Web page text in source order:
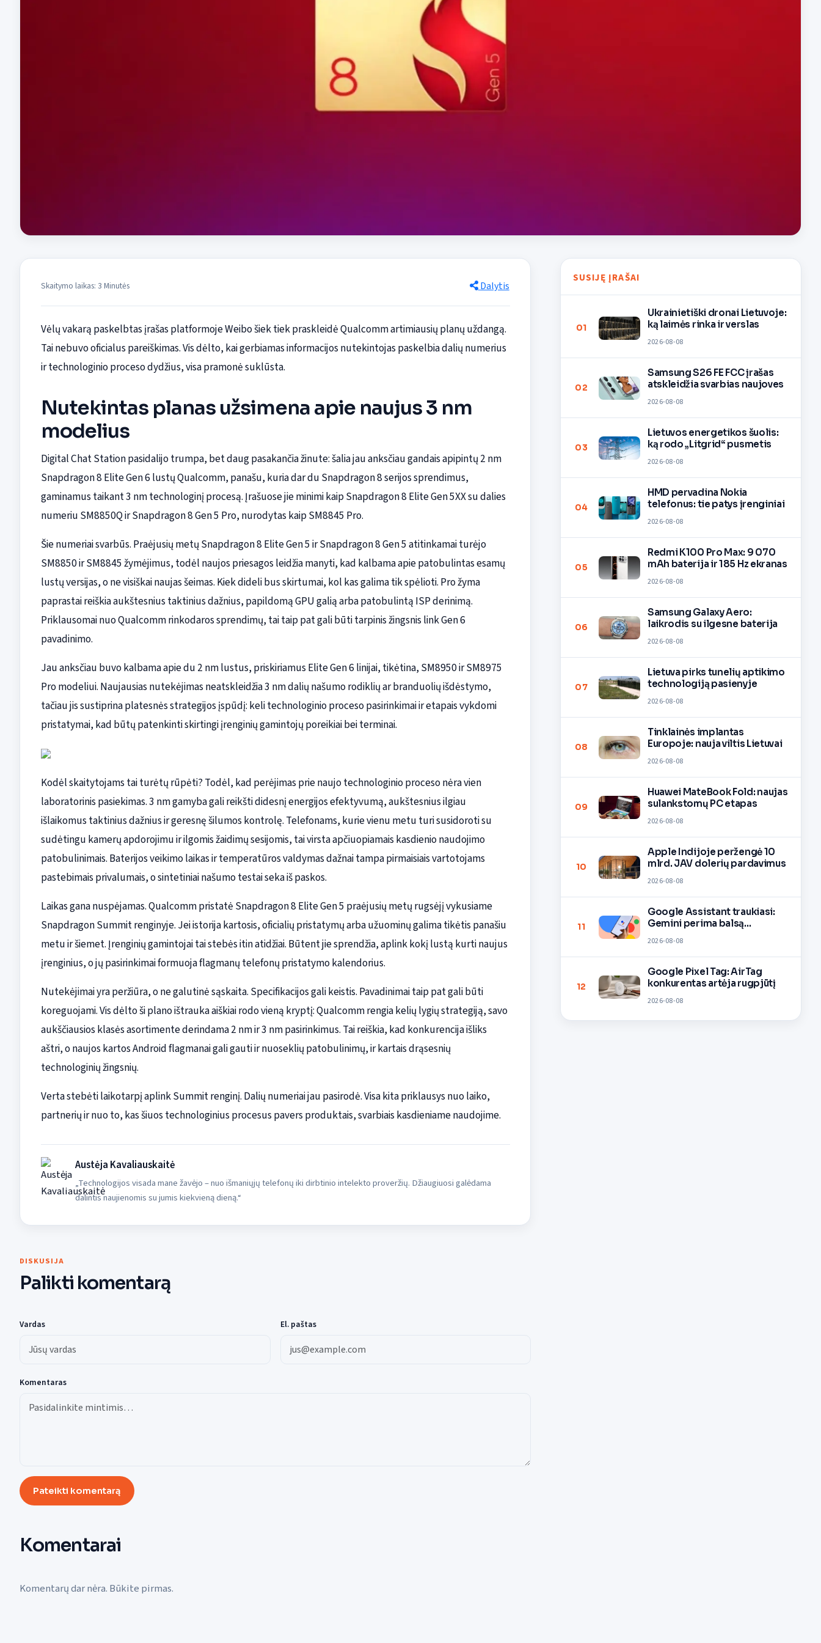
Skaitymo laikas: 3 Minutės Dalytis
Vėlų vakarą paskelbtas įrašas platformoje Weibo šiek tiek praskleidė Qualcomm artimiausių planų uždangą.
Tai nebuvo oficialus pareiškimas. Vis dėlto, kai gerbiamas informacijos nutekintojas paskelbia dalių numerius
ir technologinio proceso dydžius, visa pramonė suklūsta.
Nutekintas planas užsimena apie naujus 3 nm
modelius
Digital Chat Station pasidalijo trumpa, bet daug pasakančia žinute: šalia jau anksčiau gandais apipintų 2 nm
Snapdragon 8 Elite Gen 6 lustų Qualcomm, panašu, kuria dar du Snapdragon 8 serijos sprendimus,
gaminamus taikant 3 nm technologinį procesą. Įrašuose jie minimi kaip Snapdragon 8 Elite Gen 5XX su dalies
numeriu SM8850Q ir Snapdragon 8 Gen 5 Pro, nurodytas kaip SM8845 Pro.
Šie numeriai svarbūs. Praėjusių metų Snapdragon 8 Elite Gen 5 ir Snapdragon 8 Gen 5 atitinkamai turėjo
SM8850 ir SM8845 žymėjimus, todėl naujos priesagos leidžia manyti, kad kalbama apie patobulintas esamų
lustų versijas, o ne visiškai naujas šeimas. Kiek dideli bus skirtumai, kol kas galima tik spėlioti. Pro žyma
paprastai reiškia aukštesnius taktinius dažnius, papildomą GPU galią arba patobulintą ISP derinimą.
Priklausomai nuo Qualcomm rinkodaros sprendimų, tai taip pat gali būti tarpinis žingsnis link Gen 6
pavadinimo.
Jau anksčiau buvo kalbama apie du 2 nm lustus, priskiriamus Elite Gen 6 linijai, tikėtina, SM8950 ir SM8975
Pro modeliui. Naujausias nutekėjimas neatskleidžia 3 nm dalių našumo rodiklių ar branduolių išdėstymo,
tačiau jis sustiprina platesnės strategijos įspūdį: keli technologinio proceso pasirinkimai ir etapais vykdomi
pristatymai, kad būtų patenkinti skirtingi įrenginių gamintojų poreikiai bei terminai.
Kodėl skaitytojams tai turėtų rūpėti? Todėl, kad perėjimas prie naujo technologinio proceso nėra vien
laboratorinis pasiekimas. 3 nm gamyba gali reikšti didesnį energijos efektyvumą, aukštesnius ilgiau
išlaikomus taktinius dažnius ir geresnę šilumos kontrolę. Telefonams, kurie vienu metu turi susidoroti su
sudėtingu kamerų apdorojimu ir ilgomis žaidimų sesijomis, tai virsta apčiuopiamais kasdienio naudojimo
patobulinimais. Baterijos veikimo laikas ir temperatūros valdymas dažnai tampa pirmaisiais vartotojams
pastebimais privalumais, o sintetiniai našumo testai seka iš paskos.
Laikas gana nuspėjamas. Qualcomm pristatė Snapdragon 8 Elite Gen 5 praėjusių metų rugsėjį vykusiame
Snapdragon Summit renginyje. Jei istorija kartosis, oficialių pristatymų arba užuominų galima tikėtis panašiu
metu ir šiemet. Įrenginių gamintojai tai stebės itin atidžiai. Būtent jie sprendžia, aplink kokį lustą kurti naujus
įrenginius, o jų pasirinkimai formuoja flagmanų telefonų pristatymo kalendorius.
Nutekėjimai yra peržiūra, o ne galutinė sąskaita. Specifikacijos gali keistis. Pavadinimai taip pat gali būti
koreguojami. Vis dėlto ši plano ištrauka aiškiai rodo vieną kryptį: Qualcomm rengia kelių lygių strategiją, savo
aukščiausios klasės asortimente derindama 2 nm ir 3 nm pasirinkimus. Tai reiškia, kad konkurencija išliks
aštri, o naujos kartos Android flagmanai gali gauti ir nuoseklių patobulinimų, ir kartais drąsesnių
technologinių žingsnių.
Verta stebėti laikotarpį aplink Summit renginį. Dalių numeriai jau pasirodė. Visa kita priklausys nuo laiko,
partnerių ir nuo to, kas šiuos technologinius procesus pavers produktais, svarbiais kasdieniame naudojime.
Austėja Kavaliauskaitė
„Technologijos visada mane žavėjo – nuo išmaniųjų telefonų iki dirbtinio intelekto proveržių. Džiaugiuosi galėdama
dalintis naujienomis su jumis kiekvieną dieną.“
DISKUSIJA
Palikti komentarą
Vardas El. paštas
Komentaras
Pateikti komentarą
Komentarai
Komentarų dar nėra. Būkite pirmas.
SUSIJĘ ĮRAŠAI
01
Ukrainietiški dronai Lietuvoje:
ką laimės rinka ir verslas
2026-08-08
02
Samsung S26 FE FCC įrašas
atskleidžia svarbias naujoves
2026-08-08
03
Lietuvos energetikos šuolis:
ką rodo „Litgrid“ pusmetis
2026-08-08
04
HMD pervadina Nokia
telefonus: tie patys įrenginiai
2026-08-08
05
Redmi K100 Pro Max: 9 070
mAh baterija ir 185 Hz ekranas
2026-08-08
06
Samsung Galaxy Aero:
laikrodis su ilgesne baterija
2026-08-08
07
Lietuva pirks tunelių aptikimo
technologiją pasienyje
2026-08-08
08
Tinklainės implantas
Europoje: nauja viltis Lietuvai
2026-08-08
09
Huawei MateBook Fold: naujas
sulankstomų PC etapas
2026-08-08
10
Apple Indijoje peržengė 10
mlrd. JAV dolerių pardavimus
2026-08-08
11
Google Assistant traukiasi:
Gemini perima balsą
2026-08-08
12
Google Pixel Tag: AirTag
konkurentas artėja rugpjūtį
2026-08-08